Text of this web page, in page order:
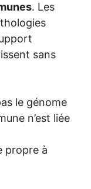
. Les
sans
le génome
n’est liée
propre à